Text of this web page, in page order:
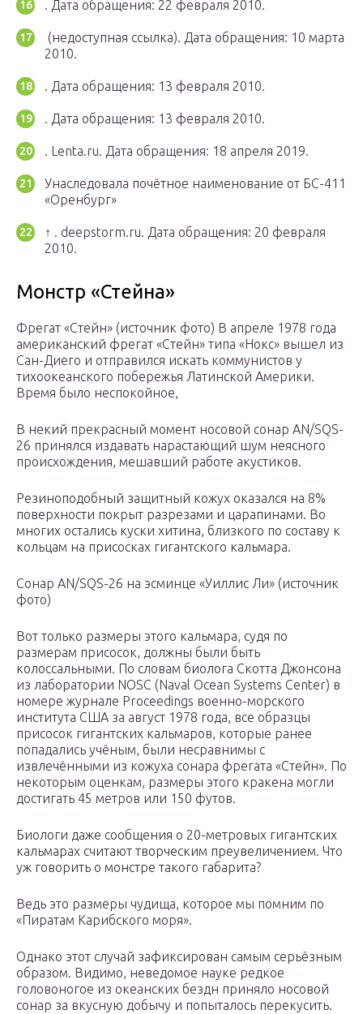
. Дата обращения: 22 февраля 2010.
(недоступная ссылка). Дата обращения: 10 марта
2010.
. Дата обращения: 13 февраля 2010.
. Дата обращения: 13 февраля 2010.
. Lenta.ru. Дата обращения: 18 апреля 2019.
Унаследовала почётное наименование от БС-411
«Оренбург»
↑ . deepstorm.ru. Дата обращения: 20 февраля
2010.
Монстр «Стейна»
Фрегат «Стейн» (источник фото) В апреле 1978 года
американский фрегат «Стейн» типа «Нокс» вышел из
Сан-Диего и отправился искать коммунистов у
тихоокеанского побережья Латинской Америки.
Время было неспокойное,
В некий прекрасный момент носовой сонар AN/SQS-
26 принялся издавать нарастающий шум неясного
происхождения, мешавший работе акустиков.
Резиноподобный защитный кожух оказался на 8%
поверхности покрыт разрезами и царапинами. Во
многих остались куски хитина, близкого по составу к
кольцам на присосках гигантского кальмара.
Сонар AN/SQS-26 на эсминце «Уиллис Ли» (источник
фото)
Вот только размеры этого кальмара, судя по
размерам присосок, должны были быть
колоссальными. По словам биолога Скотта Джонсона
из лаборатории NOSC (Naval Ocean Systems Center) в
номере журнале Proceedings военно-морского
института США за август 1978 года, все образцы
присосок гигантских кальмаров, которые ранее
попадались учёным, были несравнимы с
извлечёнными из кожуха сонара фрегата «Стейн». По
некоторым оценкам, размеры этого кракена могли
достигать 45 метров или 150 футов.
Биологи даже сообщения о 20-метровых гигантских
кальмарах считают творческим преувеличением. Что
уж говорить о монстре такого габарита?
Ведь это размеры чудища, которое мы помним по
«Пиратам Карибского моря».
Однако этот случай зафиксирован самым серьёзным
образом. Видимо, неведомое науке редкое
головоногое из океанских бездн приняло носовой
сонар за вкусную добычу и попыталось перекусить.